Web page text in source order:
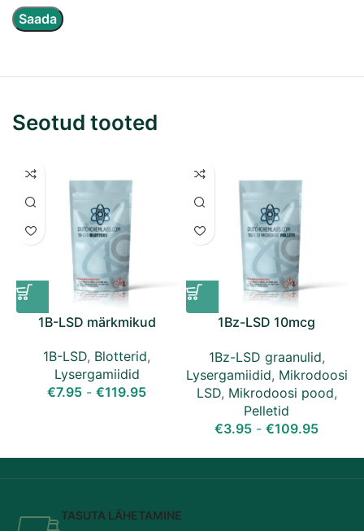
Seotud tooted
1B-LSD märkmikud
1B-LSD, Blotterid,
Lysergamiidid
€7.95 - €119.95
1Bz-LSD 10mcg
1Bz-LSD graanulid,
Lysergamiidid, Mikrodoosi
LSD, Mikrodoosi pood,
Pelletid
€3.95 - €109.95
TASUTA LÄHETAMINE